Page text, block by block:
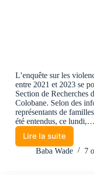
L’enquête sur les
entre 2021 et 2023 se
Section de Recherches
Colobane. Selon des
représentants de
été entendus, ce lundi,…
Lire la suite
Baba Wade 7